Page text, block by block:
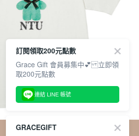
訂閱領取200元點數
Grace Gift 會員募集中💕 立即領
取200元點數
連結 LINE 帳號
GRACEGIFT